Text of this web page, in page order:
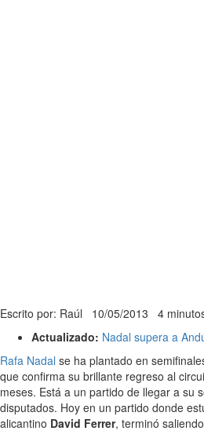
Escrito por: Raúl 10/05/2013 4
Actualizado: Nadal supera a
Rafa Nadal se ha plantado en
que confirma su brillante regreso al
meses. Está a un partido de llegar a su
disputados. Hoy en un partido donde
alicantino David Ferrer, terminó